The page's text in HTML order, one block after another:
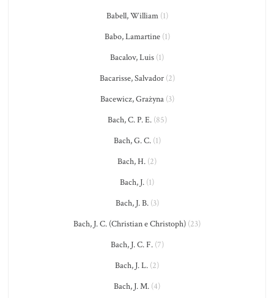
Babell, William(1)
Babo, Lamartine(1)
Bacalov, Luis (1)
Bacarisse, Salvador(2)
Bacewicz, Grażyna(3)
Bach, C. P. E.(85)
Bach, G. C.(1)
Bach, H. (2)
Bach, J. (1)
Bach, J. B.(3)
Bach, J. C. (Christian e Christoph) (23)
Bach, J. C. F.(7)
Bach, J. L. (2)
Bach, J. M. (4)